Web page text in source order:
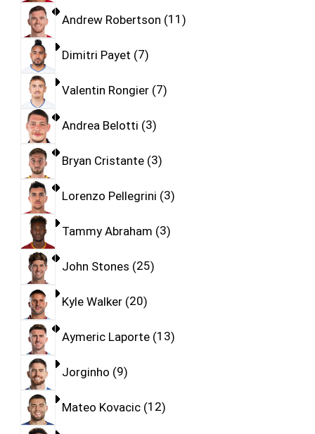
Andrew Robertson 11
Dimitri Payet 7
Valentin Rongier 7
Andrea Belotti 3
Bryan Cristante 3
Lorenzo Pellegrini 3
Tammy Abraham 3
John Stones 25
Kyle Walker 20
Aymeric Laporte 13
Jorginho 9
Mateo Kovacic 12